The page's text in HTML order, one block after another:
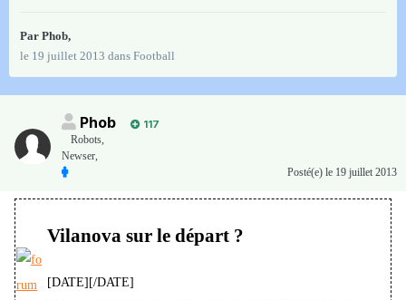
Par Phob,
le 19 juillet 2013 dans Football
Phob
117
Robots,
Newser,
Posté(e) le 19 juillet 2013
Vilanova sur le départ ?
[DATE][/DATE]